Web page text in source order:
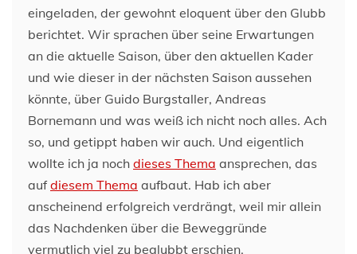
eingeladen, der gewohnt eloquent über den Glubb
berichtet. Wir sprachen über seine Erwartungen
an die aktuelle Saison, über den aktuellen Kader
und wie dieser in der nächsten Saison aussehen
könnte, über Guido Burgstaller, Andreas
Bornemann und was weiß ich nicht noch alles. Ach
so, und getippt haben wir auch. Und eigentlich
wollte ich ja noch dieses Thema ansprechen, das
aufdiesem Thema aufbaut. Hab ich aber
anscheinend erfolgreich verdrängt, weil mir allein
das Nachdenken über die Beweggründe
vermutlich viel zu beglubbt erschien.